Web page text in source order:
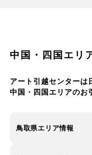
祭りです。50年以
知市です。鳴子を持
である11月15日に
中国・四国エリ
アート引越センターは
中国・四国エリアのお
鳥取県エリア情報